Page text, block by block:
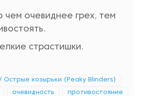
очевиднее грех, тем
страстишки.
Острые козырьки (Peaky Blinders)
очевидность противостояние